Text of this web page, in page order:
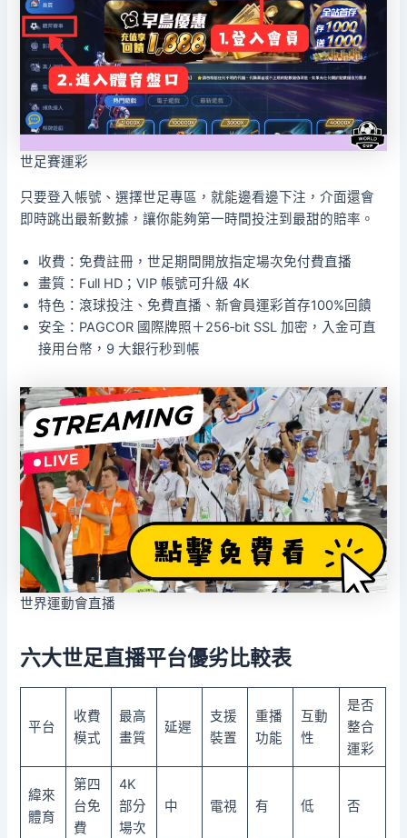
世足賽運彩
只要登入帳號、選擇世足專區，就能邊看邊下注，介面還會
即時跳出最新數據，讓你能夠第一時間投注到最甜的賠率。
收費：免費註冊，世足期間開放指定場次免付費直播
畫質：Full HD；VIP 帳號可升級 4K
特色：滾球投注、免費直播、新會員運彩首存100%回饋
安全：PAGCOR 國際牌照＋256‑bit SSL 加密，入金可直
接用台幣，9 大銀行秒到帳
世界運動會直播
六大世足直播平台優劣比較表
平台
收費
模式
最高
畫質
延遲
支援
裝置
重播
功能
互動
性
是否
整合
運彩
緯來
體育
第四
台免
費
4K
部分
場次
中 電視 有 低 否